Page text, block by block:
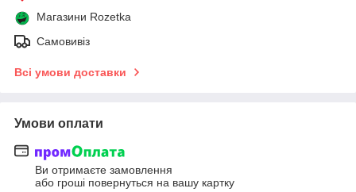
Магазини Rozetka
Самовивіз
Всі умови доставки
Умови оплати
Ви отримаєте замовлення
або гроші повернуться на вашу картку